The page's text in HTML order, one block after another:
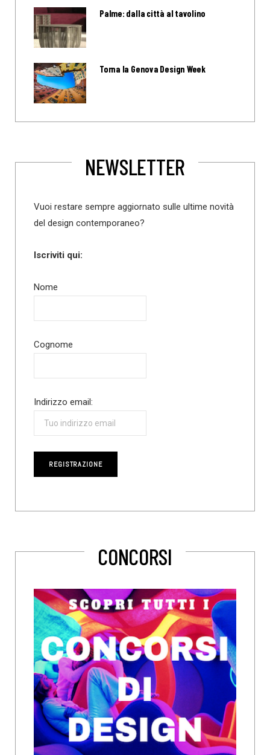
Palme: dalla città al tavolino
Torna la Genova Design Week
NEWSLETTER
Vuoi restare sempre aggiornato sulle ultime novità
del design contemporaneo?
Iscriviti qui:
Nome
Cognome
Indirizzo email:
CONCORSI